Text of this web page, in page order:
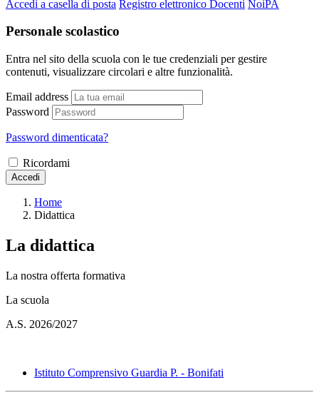
Accedi a casella di posta Registro elettronico Docenti NoiPA
Personale scolastico
Entra nel sito della scuola con le tue credenziali per gestire
contenuti, visualizzare circolari e altre funzionalità.
Email address
Password
Password dimenticata?
Ricordami
Accedi
Home
Didattica
La didattica
La nostra offerta formativa
La scuola
A.S. 2026/2027
Istituto Comprensivo Guardia P. - Bonifati